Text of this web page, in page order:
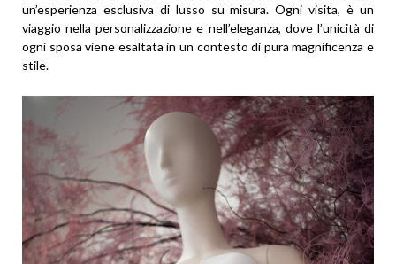
un’esperienza esclusiva di lusso su misura. Ogni visita, è un
viaggio nella personalizzazione e nell’eleganza, dove l’unicità di
ogni sposa viene esaltata in un contesto di pura magnificenza e
stile.